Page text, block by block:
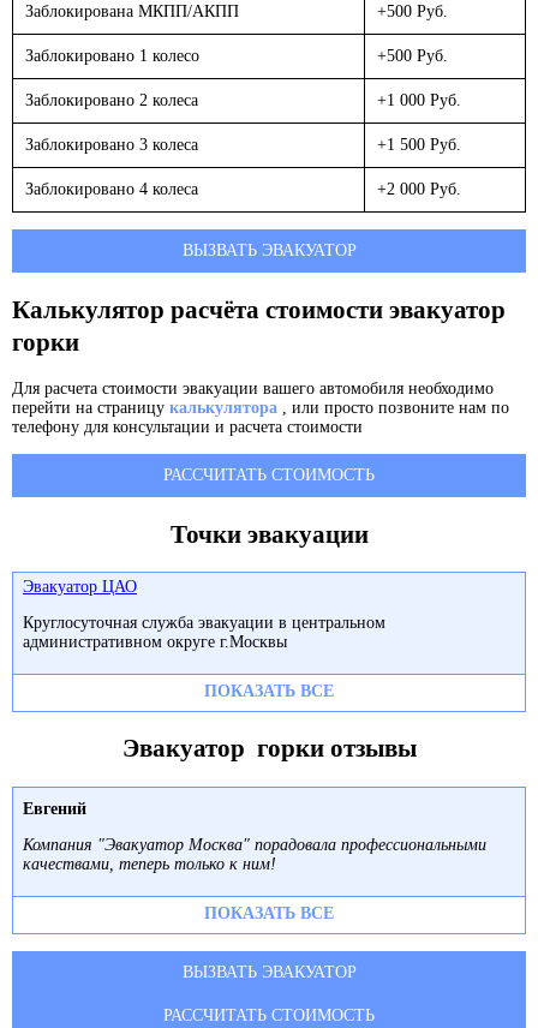
Заблокирована МКПП/АКПП +500 Руб.
Заблокировано 1 колесо +500 Руб.
Заблокировано 2 колеса +1 000 Руб.
Заблокировано 3 колеса +1 500 Руб.
Заблокировано 4 колеса +2 000 Руб.
ВЫЗВАТЬ ЭВАКУАТОР
Калькулятор расчёта стоимости эвакуатор
горки
Для расчета стоимости эвакуации вашего автомобиля необходимо
перейти на страницу калькулятора , или просто позвоните нам по
телефону для консультации и расчета стоимости
РАССЧИТАТЬ СТОИМОСТЬ
Точки эвакуации
Эвакуатор ЦАО
Круглосуточная служба эвакуации в центральном
административном округе г.Москвы
ПОКАЗАТЬ ВСЕ
Эвакуатор горки отзывы
Евгений
Компания "Эвакуатор Москва" порадовала профессиональными
качествами, теперь только к ним!
ПОКАЗАТЬ ВСЕ
ВЫЗВАТЬ ЭВАКУАТОР
РАССЧИТАТЬ СТОИМОСТЬ